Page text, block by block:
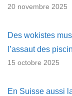
20 novembre 2025
Des wokistes
l’assaut des
15 octobre 2025
En Suisse aussi